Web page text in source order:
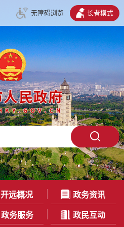
无障碍浏览 长者模式
开远概况 政务资讯
政务服务 政民互动